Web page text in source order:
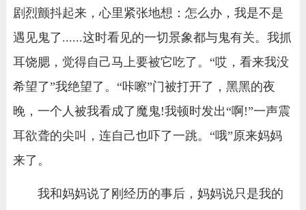
剧烈颤抖起来，心里紧张地想：怎么办，我是不是
遇见鬼了......这时看见的一切景象都与鬼有关。我抓
耳饶腮，觉得自己马上要被它吃了。“哎，看来我没
希望了”我绝望了。“咔嚓”门被打开了，黑黑的夜
晚，一个人被我看成了魔鬼!我顿时发出“啊!”一声震
耳欲聋的尖叫，连自己也吓了一跳。“哦”原来妈妈
来了。
我和妈妈说了刚经历的事后，妈妈说只是我的